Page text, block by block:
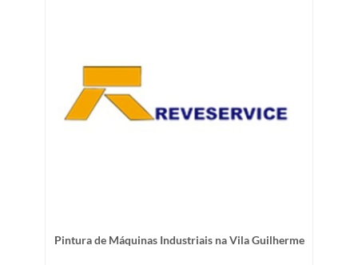
Pintura de Máquinas Industriais na Vila Guilherme